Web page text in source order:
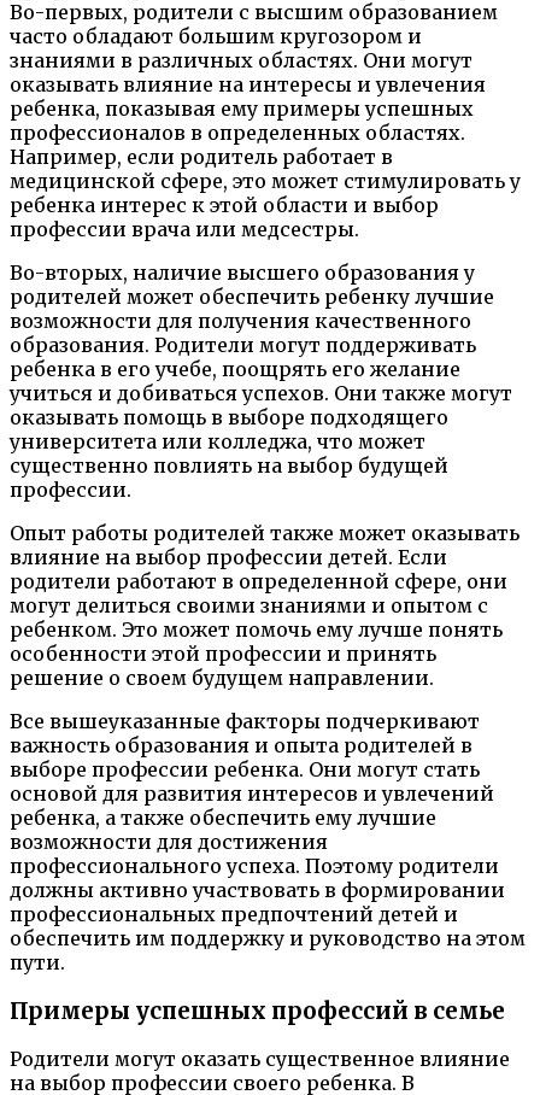
Во-первых, родители с высшим образованием
часто обладают большим кругозором и
знаниями в различных областях. Они могут
оказывать влияние на интересы и увлечения
ребенка, показывая ему примеры успешных
профессионалов в определенных областях.
Например, если родитель работает в
медицинской сфере, это может стимулировать у
ребенка интерес к этой области и выбор
профессии врача или медсестры.
Во-вторых, наличие высшего образования у
родителей может обеспечить ребенку лучшие
возможности для получения качественного
образования. Родители могут поддерживать
ребенка в его учебе, поощрять его желание
учиться и добиваться успехов. Они также могут
оказывать помощь в выборе подходящего
университета или колледжа, что может
существенно повлиять на выбор будущей
профессии.
Опыт работы родителей также может оказывать
влияние на выбор профессии детей. Если
родители работают в определенной сфере, они
могут делиться своими знаниями и опытом с
ребенком. Это может помочь ему лучше понять
особенности этой профессии и принять
решение о своем будущем направлении.
Все вышеуказанные факторы подчеркивают
важность образования и опыта родителей в
выборе профессии ребенка. Они могут стать
основой для развития интересов и увлечений
ребенка, а также обеспечить ему лучшие
возможности для достижения
профессионального успеха. Поэтому родители
должны активно участвовать в формировании
профессиональных предпочтений детей и
обеспечить им поддержку и руководство на этом
пути.
Примеры успешных профессий в семье
Родители могут оказать существенное влияние
на выбор профессии своего ребенка. В